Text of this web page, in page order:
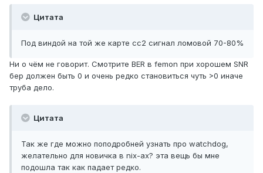
Цитата
Под виндой на той же карте сс2 сигнал ломовой 70-80%
Ни о чём не говорит. Смотрите BER в femon при хорошем SNR
бер должен быть 0 и очень редко становиться чуть >0 иначе
труба дело.
Цитата
Так же где можно поподробней узнать про watchdog,
желательно для новичка в nix-ax? эта вещь бы мне
подошла так как падает редко.